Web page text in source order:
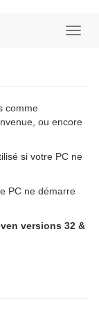
comme
ou encore
si votre PC ne
PC ne démarre
versions 32 &